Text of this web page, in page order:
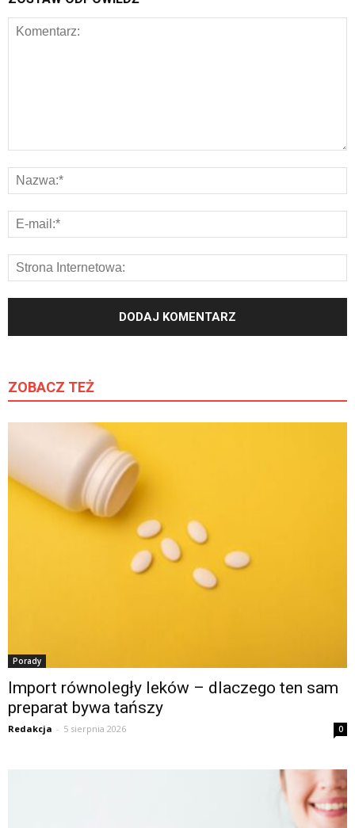
ZOBACZ TEŻ
Porady
Import równoległy leków – dlaczego ten sam
preparat bywa tańszy
Redakcja - 5 sierpnia 2026 0